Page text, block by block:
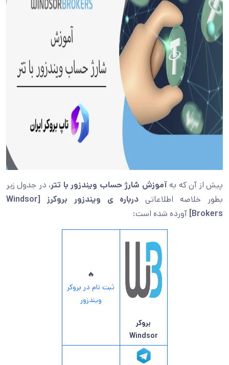
پیش از آن که بهآموزش شارژ حساب ویندزور با تتر، در جدول زیر
بطور خلاصه اطلاعاتی
درباره ی ویندزور بروکرز [Windsor
Brokers] آورده شده است:
بروکر
Windsor
🔥
ثبت نام در بروکر
ویندزور